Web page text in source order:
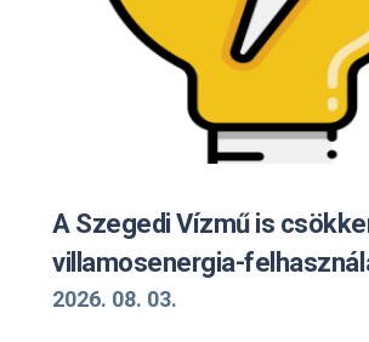
A Szegedi Vízmű is
villamosenergia-
2026. 08. 03.